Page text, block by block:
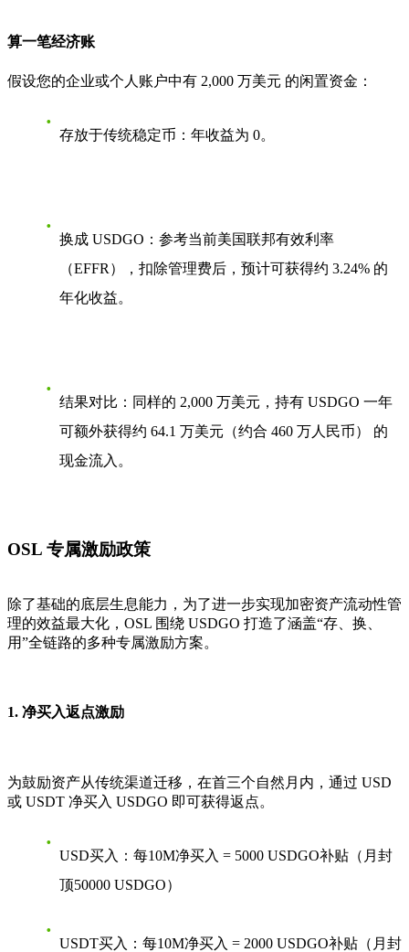
算一笔经济账
假设您的企业或个人账户中有 2,000 万美元 的闲置资金：
存放于传统稳定币 ：年收益为 0。
换成 USDGO ：参考当前美国联邦有效利率
（EFFR），扣除管理费后，预计可获得约 3.24% 的
年化收益。
结果对比 ：同样的 2,000 万美元，持有 USDGO 一年
可额外获得约 64.1 万美元（约合 460 万人民币）
的
现金流入。
OSL 专属激励政策
除了基础的底层生息能力，为了进一步实现加密资产流动性管
理的效益最大化，OSL 围绕 USDGO 打造了涵盖“存、换、
用”全链路的多种专属激励方案。
1. 净买入返点激励
为鼓励资产从传统渠道迁移，在首三个自然月内，通过 USD
或 USDT 净买入 USDGO 即可获得返点。
USD买入：每10M净买入 = 5000 USDGO补贴（月封
顶50000 USDGO）
USDT买入：每10M净买入 = 2000 USDGO补贴（月封